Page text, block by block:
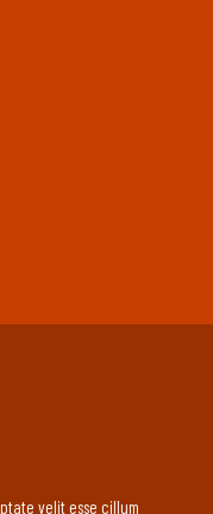
velit esse cillum